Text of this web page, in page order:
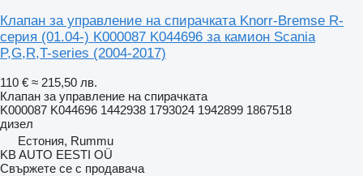
Клапан за управление на спирачката Knorr-Bremse R-
серия (01.04-) K000087 K044696 за камион Scania
P,G,R,T-series (2004-2017)
110 € ≈ 215,50 лв.
Клапан за управление на спирачката
K000087 K044696 1442938 1793024 1942899 1867518
дизел
Естония, Rummu
KB AUTO EESTI OÜ
Свържете се с продавача